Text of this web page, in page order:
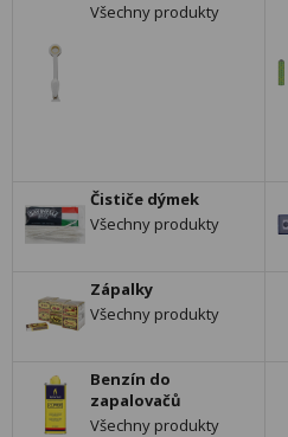
Všechny produkty
Čističe dýmek
Všechny produkty
Zápalky
Všechny produkty
Benzín do
zapalovačů
Všechny produkty